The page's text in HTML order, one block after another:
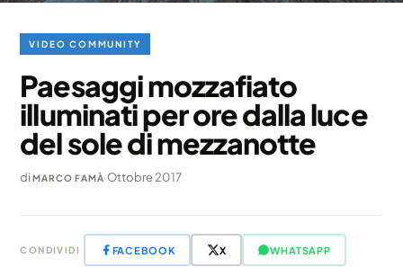
VIDEO COMMUNITY
Paesaggi mozzafiato
illuminati per ore dalla luce
del sole di mezzanotte
diMARCO FAMÀ·Ottobre 2017
CONDIVIDI FACEBOOK X WHATSAPP